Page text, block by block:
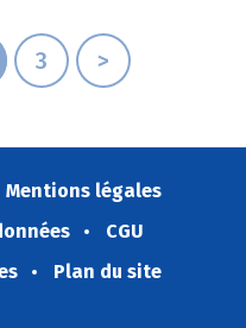
3 >
Mentions légales
CGU
Plan du site